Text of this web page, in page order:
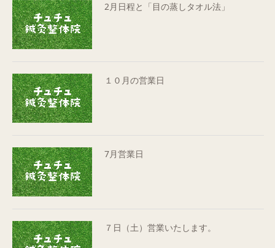
2月日程と「目の蒸しタオル法」
１０月の営業日
7月営業日
７日（土）営業いたします。